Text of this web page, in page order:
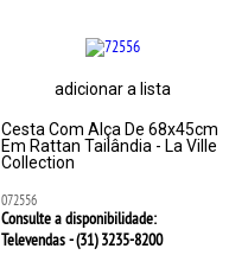
adicionar a lista
Cesta Com Alça De 68x45cm
Em Rattan Tailândia - La Ville
Collection
072556
Consulte a disponibilidade:
Televendas - (31)3235-8200